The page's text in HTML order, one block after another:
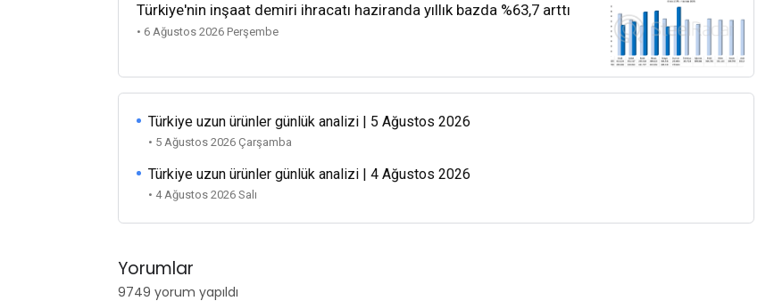
Türkiye'nin inşaat demiri ihracatı haziranda yıllık bazda %63,7 arttı
• 6 Ağustos 2026 Perşembe
Türkiye uzun ürünler günlük analizi | 5 Ağustos 2026
• 5 Ağustos 2026 Çarşamba
Türkiye uzun ürünler günlük analizi | 4 Ağustos 2026
• 4 Ağustos 2026 Salı
Yorumlar
9749 yorum yapıldı